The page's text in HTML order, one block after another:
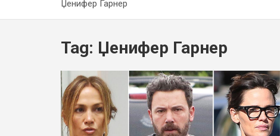
Џенифер Гарнер
Tag: Џенифер Гарнер